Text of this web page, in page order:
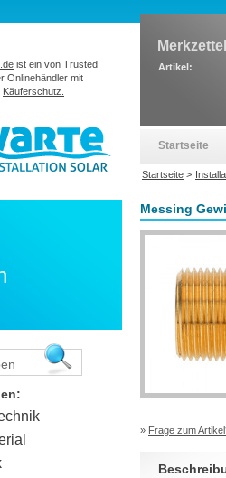
Messing
» Frage zum
ist ein von Trusted
Onlinehändler mit
Käuferschutz.
Merkzettel
Artikel:
Startseite
Startseite >